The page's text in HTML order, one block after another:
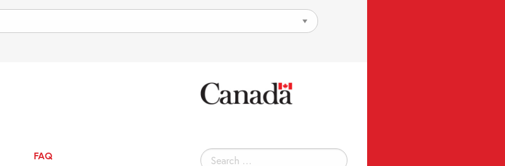
Search
FAQ